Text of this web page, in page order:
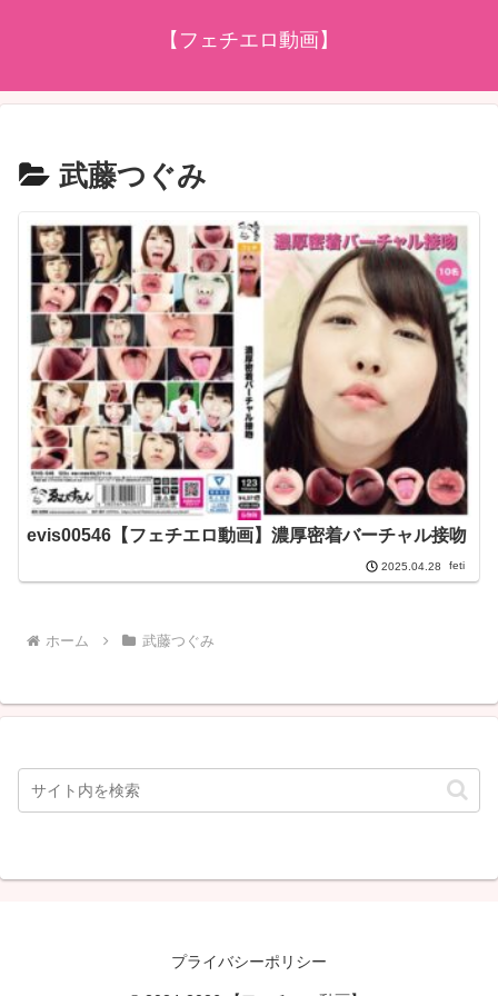
【フェチエロ動画】
武藤つぐみ
evis00546【フェチエロ動画】濃厚密着バーチャル接吻
2025.04.28 feti
ホーム 武藤つぐみ
プライバシーポリシー